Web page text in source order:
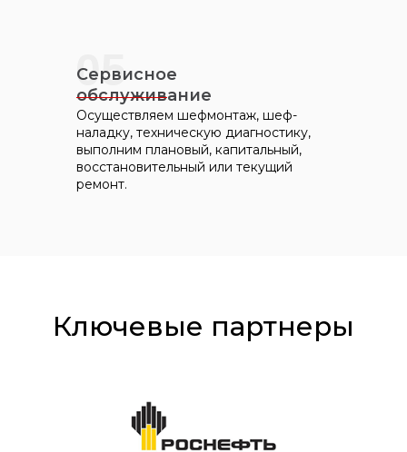
05
Сервисное
обслуживание
Осуществляем шефмонтаж, шеф-
наладку, техническую диагностику,
выполним плановый, капитальный,
восстановительный или текущий
ремонт.
Ключевые партнеры